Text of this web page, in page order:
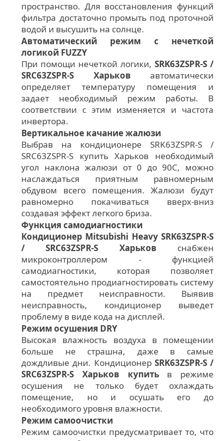
пространство. Для восстановления функций
фильтра достаточно промыть под проточной
водой и высушить на солнце.
Автоматический режим с нечеткой
логикой FUZZY
При помощи нечеткой логики, SRK63ZSPR-S /
SRC63ZSPR-S Харьков автоматически
определяет температуру помещения и
задает необходимый режим работы. В
соответствии с этим изменяется и частота
инвертора.
Вертикальное качание жалюзи
Выбрав на кондиционере SRK63ZSPR-S /
SRC63ZSPR-S купить Харьков необходимый
угол наклона жалюзи от 0 до 90С, можно
наслаждаться приятным равномерным
обдувом всего помещения. Жалюзи будут
равномерно покачиваться вверх-вниз
создавая эффект легкого бриза.
Функция самодиагностики
Кондиционер Mitsubishi Heavy SRK63ZSPR-S
/ SRC63ZSPR-S Харьков снабжен
микроконтроллером - функцией
самодиагностики, которая позволяет
самостоятельно продиагностировать систему
на предмет неисправности. Выявив
неисправность, кондиционер выведет
проблему в виде кода на дисплей.
Режим осушения DRY
Высокая влажность воздуха в помещении
больше не страшна, даже в самые
дождливые дни. Кондиционер SRK63ZSPR-S /
SRC63ZSPR-S Харьков купитьв режиме
осушения не только будет охлаждать
помещение, но и осушать его до
необходимого уровня влажности.
Режим самоочистки
Режим самоочистки предусматривает то, что